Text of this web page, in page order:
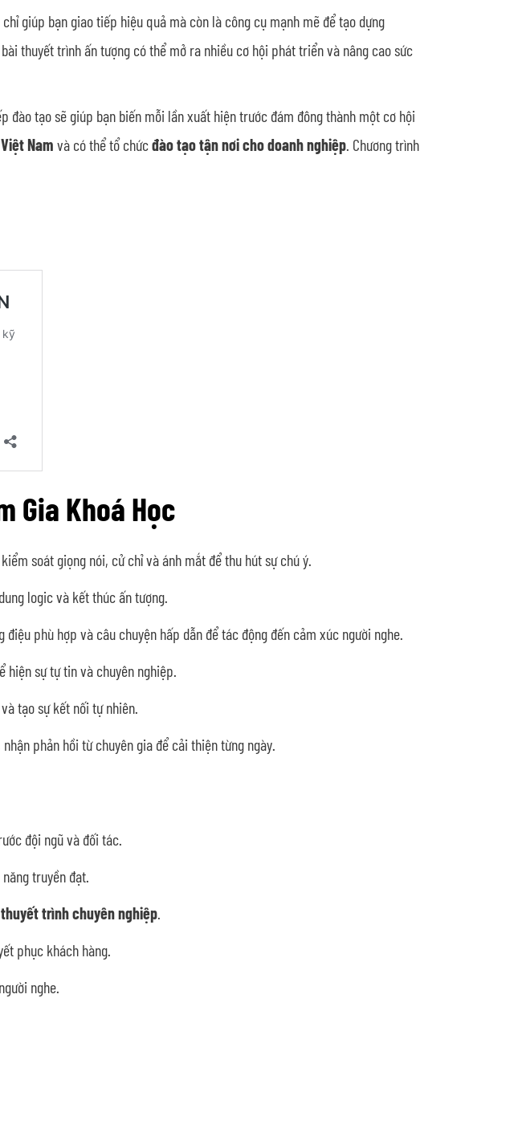
chỉ giúp bạn giao tiếp hiệu quả mà còn là công cụ mạnh mẽ để tạo dựng
thuyết trình ấn tượng có thể mở ra nhiều cơ hội phát triển và nâng cao sức
đào tạo sẽ giúp bạn biến mỗi lần xuất hiện trước đám đông thành một cơ hội
Nam và có thể tổ chứcđào tạo tận nơi cho doanh nghiệp. Chương trình
Gia Khoá Học
soát giọng nói, cử chỉ và ánh mắt để thu hút sự chú ý.
logic và kết thúc ấn tượng.
điệu phù hợp và câu chuyện hấp dẫn để tác động đến cảm xúc người nghe.
hiện sự tự tin và chuyên nghiệp.
tạo sự kết nối tự nhiên.
phản hồi từ chuyên gia để cải thiện từng ngày.
đội ngũ và đối tác.
truyền đạt.
trình chuyên nghiệp.
phục khách hàng.
nghe.